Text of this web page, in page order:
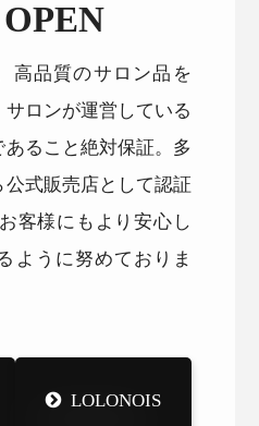
高品質のサロン品を
ロンが運営している
ること絶対保証。多
公式販売店として認証
客様にもより安心し
ように努めておりま
LOLONOIS